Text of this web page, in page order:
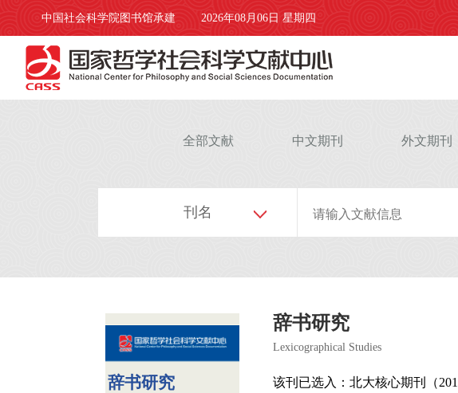
2026年08月06日 星期四
中国社会科学院图书馆承建
全部文献 中文期刊 外文期刊
刊名
辞书研究
辞书研究
Lexicographical Studies
该刊已选入：北大核心期刊（